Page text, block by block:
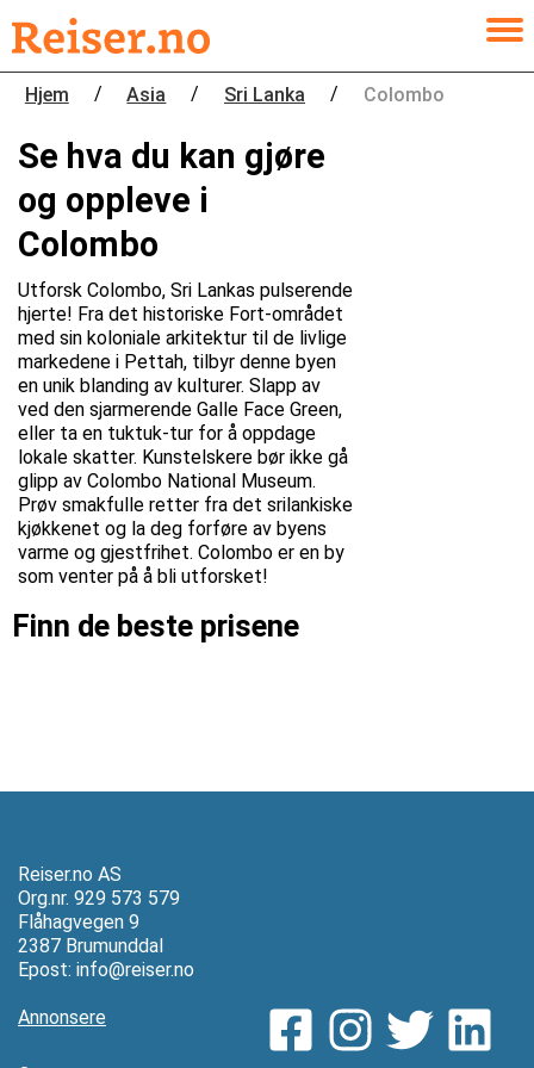
Hjem / Asia / Sri Lanka / Colombo
Se hva du kan gjøre
og oppleve i
Colombo
Utforsk Colombo, Sri Lankas pulserende
hjerte! Fra det historiske Fort-området
med sin koloniale arkitektur til de livlige
markedene i Pettah, tilbyr denne byen
en unik blanding av kulturer. Slapp av
ved den sjarmerende Galle Face Green,
eller ta en tuktuk-tur for å oppdage
lokale skatter. Kunstelskere bør ikke gå
glipp av Colombo National Museum.
Prøv smakfulle retter fra det srilankiske
kjøkkenet og la deg forføre av byens
varme og gjestfrihet. Colombo er en by
som venter på å bli utforsket!
Finn de beste prisene
Reiser.no AS
Org.nr. 929 573 579
Flåhagvegen 9
2387 Brumunddal
Epost: info@reiser.no
Annonsere